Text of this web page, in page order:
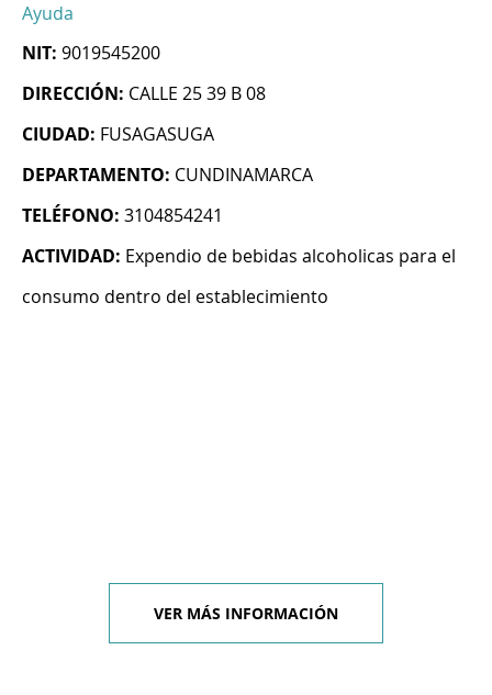
Ayuda
NIT: 9019545200
DIRECCIÓN: CALLE 25 39 B 08
CIUDAD: FUSAGASUGA
DEPARTAMENTO: CUNDINAMARCA
TELÉFONO: 3104854241
ACTIVIDAD: Expendio de bebidas alcoholicas para el
consumo dentro del establecimiento
VER MÁS INFORMACIÓN